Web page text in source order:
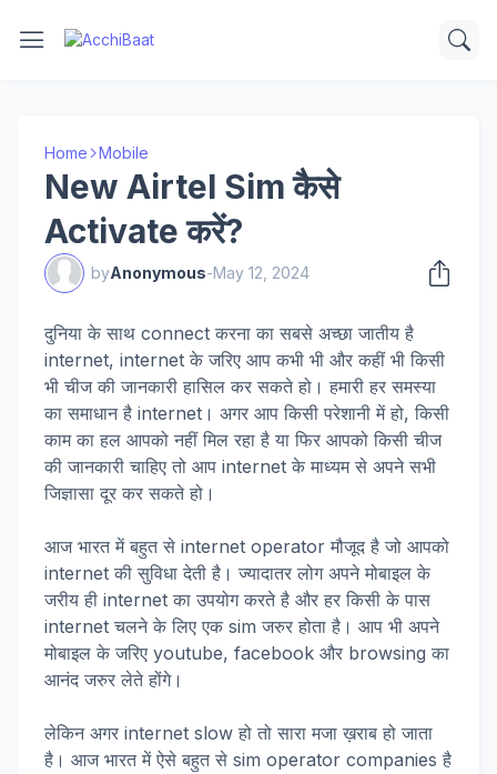
Home Mobile
New Airtel Sim कैसे
Activate करें?
byAnonymous-May 12, 2024
दुनिया के साथ connect करना का सबसे अच्छा जातीय है
internet, internet के जरिए आप कभी भी और कहीं भी किसी
भी चीज की जानकारी हासिल कर सकते हो। हमारी हर समस्या
का समाधान है internet। अगर आप किसी परेशानी में हो, किसी
काम का हल आपको नहीं मिल रहा है या फिर आपको किसी चीज
की जानकारी चाहिए तो आप internet के माध्यम से अपने सभी
जिज्ञासा दूर कर सकते हो।
आज भारत में बहुत से internet operator मौजूद है जो आपको
internet की सुविधा देती है। ज्यादातर लोग अपने मोबाइल के
जरीय ही internet का उपयोग करते है और हर किसी के पास
internet चलने के लिए एक sim जरुर होता है। आप भी अपने
मोबाइल के जरिए youtube, facebook और browsing का
आनंद जरुर लेते होंगे।
लेकिन अगर internet slow हो तो सारा मजा ख़राब हो जाता
है। आज भारत में ऐसे बहुत से sim operator companies है